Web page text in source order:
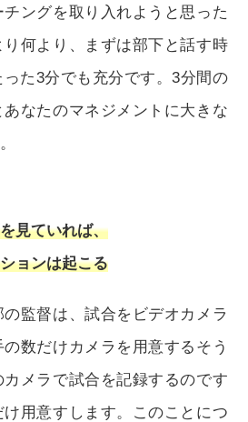
ングを取り入れようと思った
り何より、まずは部下と話す時
た3分でも充分です。3分間の
なたのマネジメントに大きな
見ていれば、
ョンは起こる
監督は、試合をビデオカメラ
数だけカメラを用意するそう
メラで試合を記録するのです
用意すします。このことにつ